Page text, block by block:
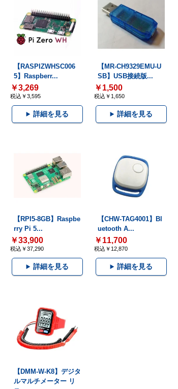
【RASPIZWHSC006
5】Raspberr...
￥3,269
税込￥3,595
詳細を見る
【MR-CH9329EMU-U
SB】USB接続版...
￥1,500
税込￥1,650
詳細を見る
【RPI5-8GB】Raspbe
rry Pi 5...
￥33,900
税込￥37,290
詳細を見る
【CHW-TAG4001】Bl
uetooth A...
￥11,700
税込￥12,870
詳細を見る
【DMM-W-K8】デジタ
ルマルチメーター リ